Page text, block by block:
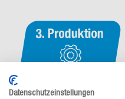
Datenschutzeinstellungen